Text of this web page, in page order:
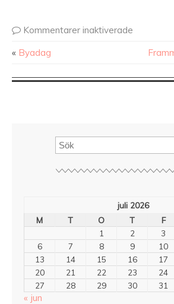
Kommentarer inaktiverade
« Byadag
juli 2026
M
T O T F
1
2 3
6
7 8 9 10
13
14 15 16 17
20
21 22 23 24
27
28 29 30 31
« jun